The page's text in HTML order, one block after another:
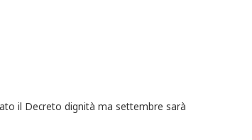
il Decreto dignità ma settembre sarà